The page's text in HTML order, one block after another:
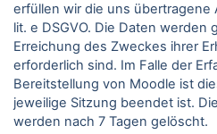
erfüllen wir die uns übertragene
lit. e DSGVO. Die Daten werden
Erreichung des Zweckes ihrer
erforderlich sind. Im Falle der
Bereitstellung von Moodle ist
jeweilige Sitzung beendet ist.
werden nach 7 Tagen gelöscht.